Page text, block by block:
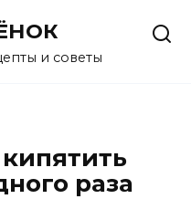
и советы
раза